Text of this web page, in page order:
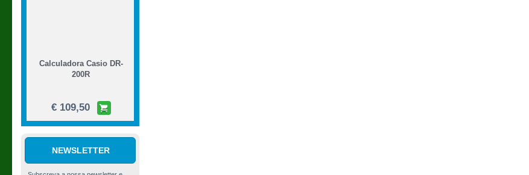
Calculadora Casio DR-
200R
€ 109,50
NEWSLETTER